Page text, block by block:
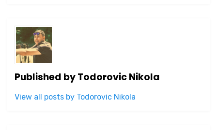
Published byTodorovic Nikola
View all posts by Todorovic Nikola